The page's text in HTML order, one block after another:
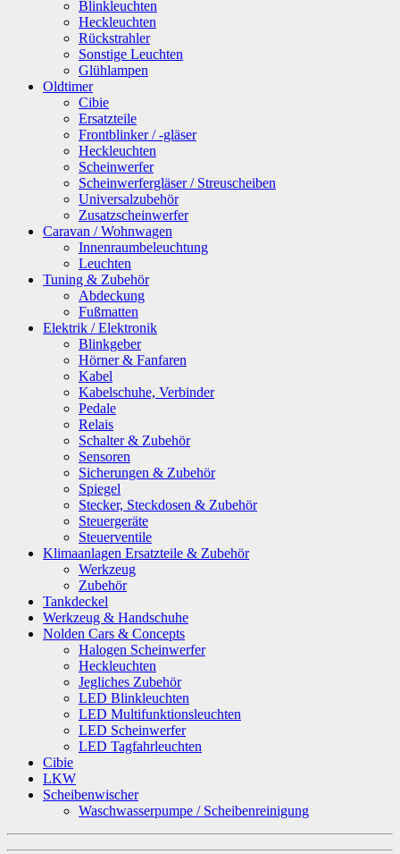
Blinkleuchten
Heckleuchten
Rückstrahler
Sonstige Leuchten
Glühlampen
Oldtimer
Cibie
Ersatzteile
Frontblinker / -gläser
Heckleuchten
Scheinwerfer
Scheinwerfergläser / Streuscheiben
Universalzubehör
Zusatzscheinwerfer
Caravan / Wohnwagen
Innenraumbeleuchtung
Leuchten
Tuning & Zubehör
Abdeckung
Fußmatten
Elektrik / Elektronik
Blinkgeber
Hörner & Fanfaren
Kabel
Kabelschuhe, Verbinder
Pedale
Relais
Schalter & Zubehör
Sensoren
Sicherungen & Zubehör
Spiegel
Stecker, Steckdosen & Zubehör
Steuergeräte
Steuerventile
Klimaanlagen Ersatzteile & Zubehör
Werkzeug
Zubehör
Tankdeckel
Werkzeug & Handschuhe
Nolden Cars & Concepts
Halogen Scheinwerfer
Heckleuchten
Jegliches Zubehör
LED Blinkleuchten
LED Multifunktionsleuchten
LED Scheinwerfer
LED Tagfahrleuchten
Cibie
LKW
Scheibenwischer
Waschwasserpumpe / Scheibenreinigung